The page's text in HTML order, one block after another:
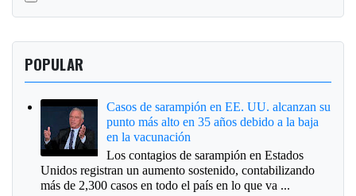
POPULAR
Casos de sarampión en EE. UU. alcanzan su
punto más alto en 35 años debido a la baja
en la vacunación
Los contagios de sarampión en Estados
Unidos registran un aumento sostenido, contabilizando
más de 2,300 casos en todo el país en lo que va ...